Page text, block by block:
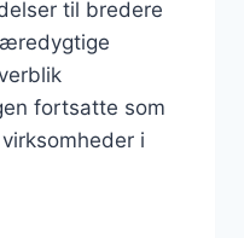
til bredere
fortsatte som
i